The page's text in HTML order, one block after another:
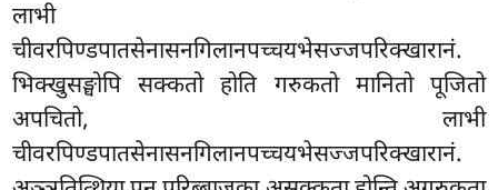
लाभी
चीवरपिण्डपातसेनासनगिलानपच्चयभेसज्जपरिक्खारानं.
भिक्खुसङ्घोपि सक्कतो होति गरुकतो मानितो पूजितो
अपचितो, लाभी
चीवरपिण्डपातसेनासनगिलानपच्चयभेसज्जपरिक्खारानं.